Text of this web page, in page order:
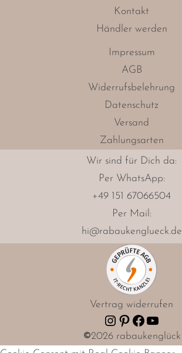
Kontakt
Händler werden
Impressum
AGB
Widerrufsbelehrung
Datenschutz
Versand
Zahlungsarten
Wir sind für Dich da:
Per WhatsApp:
+49 151 67066504
Per Mail:
hi@rabaukenglueck.de
Vertrag widerrufen
Instagram
Pinterest
Facebook
YouTube
©2026 rabaukenglück